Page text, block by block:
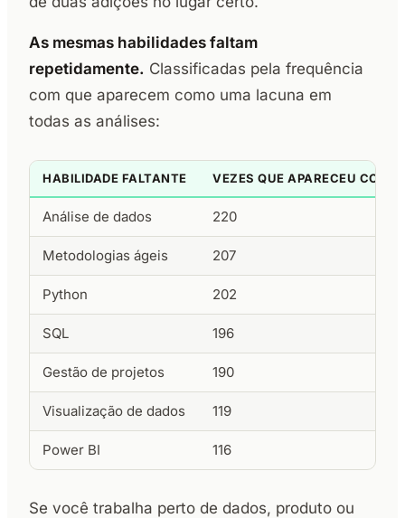
As mesmas habilidades faltam
repetidamente. Classificadas pela frequência
com que aparecem como uma lacuna em
todas as análises:
HABILIDADE FALTANTE VEZES QUE APARECEU COMO
Análise de dados 220
Metodologias ágeis 207
Python 202
SQL 196
Gestão de projetos 190
Visualização de dados 119
Power BI 116
Se você trabalha perto de dados, produto ou